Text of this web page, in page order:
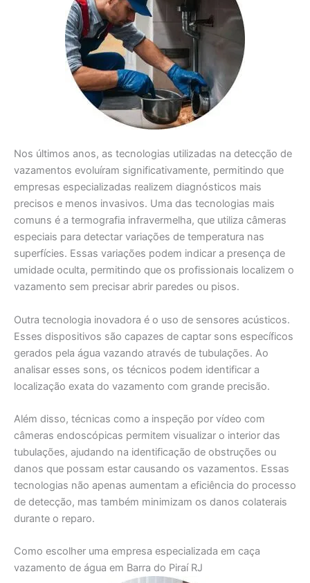
Nos últimos anos, as tecnologias utilizadas na detecção de
vazamentos evoluíram significativamente, permitindo que
empresas especializadas realizem diagnósticos mais
precisos e menos invasivos. Uma das tecnologias mais
comuns é a termografia infravermelha, que utiliza câmeras
especiais para detectar variações de temperatura nas
superfícies. Essas variações podem indicar a presença de
umidade oculta, permitindo que os profissionais localizem o
vazamento sem precisar abrir paredes ou pisos.
Outra tecnologia inovadora é o uso de sensores acústicos.
Esses dispositivos são capazes de captar sons específicos
gerados pela água vazando através de tubulações. Ao
analisar esses sons, os técnicos podem identificar a
localização exata do vazamento com grande precisão.
Além disso, técnicas como a inspeção por vídeo com
câmeras endoscópicas permitem visualizar o interior das
tubulações, ajudando na identificação de obstruções ou
danos que possam estar causando os vazamentos. Essas
tecnologias não apenas aumentam a eficiência do processo
de detecção, mas também minimizam os danos colaterais
durante o reparo.
Como escolher uma empresa especializada em caça
vazamento de água em Barra do Piraí RJ